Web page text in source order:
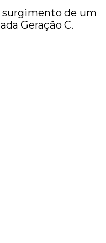
surgimento de um
Geração C.